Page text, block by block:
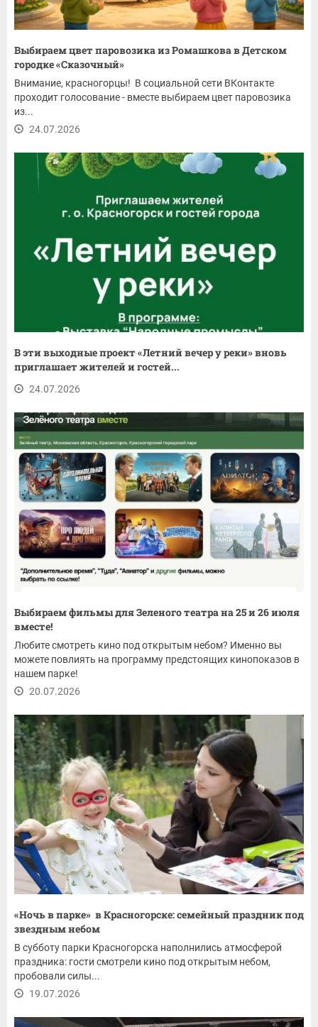
Выбираем цвет паровозика из Ромашкова в Детском
городке «Сказочный»
Внимание, красногорцы! В социальной сети ВКонтакте
проходит голосование - вместе выбираем цвет паровозика
из...
24.07.2026
В эти выходные проект «Летний вечер у реки» вновь
приглашает жителей и гостей...
24.07.2026
Выбираем фильмы для Зеленого театра на 25 и 26 июля
вместе!
Любите смотреть кино под открытым небом? Именно вы
можете повлиять на программу предстоящих кинопоказов в
нашем парке!
20.07.2026
«Ночь в парке» в Красногорске: семейный праздник под
звездным небом
В субботу парки Красногорска наполнились атмосферой
праздника: гости смотрели кино под открытым небом,
пробовали силы...
19.07.2026